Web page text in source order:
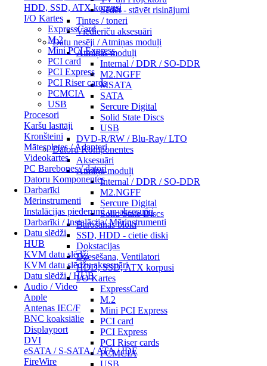
HDD, SSD, ATX korpusi
I/O Kartes
ExpressCard
M.2
Mini PCI Express
PCI card
PCI Express
PCI Riser cards
PCMCIA
USB
Procesori
Karšu lasītāji
Kronšteini
Mātesplates / Adapteri
Videokartes
PC Barebones / datori
Datoru Komponentes
Darbarīki
Mērinstrumenti
Instalācijas piederumi un aksesuāri
Darbarīki / Instalācija/ Mērinstrumenti
Datu slēdži
HUB
KVM datu slēdži
KVM datu slēdžu aksesuāri
Datu slēdži / HUB
Audio / Video
Apple
Antenas IEC/F
BNC koaksiālie
Displayport
DVI
eSATA / S-SATA / ATA / IDE
FireWire
Sēdēt - stāvēt risinājumi
Tintes / toneri
Viedierīču aksesuāri
Datu nesēji / Atmiņas moduļi
Atmiņas moduļi
Internal / DDR / SO-DDR
M2.NGFF
MSATA
SATA
Sercure Digital
Solid State Discs
USB
DVD-R/RW / Blu-Ray/ LTO
Datoru Komponentes
Aksesuāri
Atmiņu moduļi
Internal / DDR / SO-DDR
M2.NGFF
Sercure Digital
Solid State Discs
Barošanas bloki
SSD, HDD - cietie diski
Dokstacijas
Dzesēšana, Ventilatori
HDD, SSD, ATX korpusi
I/O Kartes
ExpressCard
M.2
Mini PCI Express
PCI card
PCI Express
PCI Riser cards
PCMCIA
USB